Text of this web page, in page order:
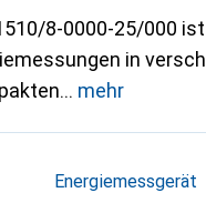
8-0000-25/000
in
mehr
Energiemessgerät